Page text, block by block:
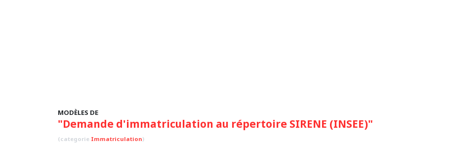
MODÈLES DE
"Demande d'immatriculation au répertoire SIRENE (INSEE)"
(categorie Immatriculation)